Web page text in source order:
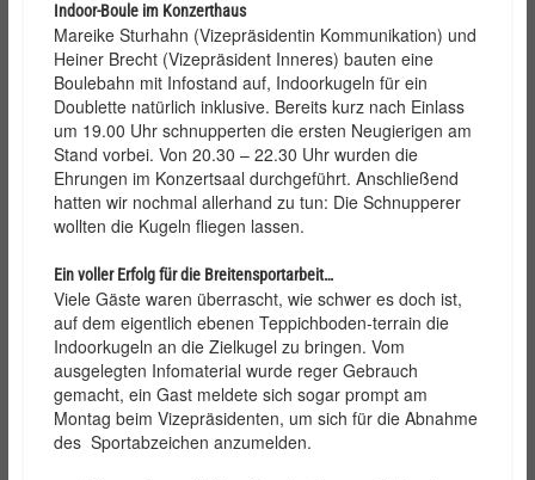
Indoor-Boule im Konzerthaus
Mareike Sturhahn (Vizepräsidentin Kommunikation) und
Heiner Brecht (Vizepräsident Inneres) bauten eine
Boulebahn mit Infostand auf, Indoorkugeln für ein
Doublette natürlich inklusive. Bereits kurz nach Einlass
um 19.00 Uhr schnupperten die ersten Neugierigen am
Stand vorbei. Von 20.30 – 22.30 Uhr wurden die
Ehrungen im Konzertsaal durchgeführt. Anschließend
hatten wir nochmal allerhand zu tun: Die Schnupperer
wollten die Kugeln fliegen lassen.
Ein voller Erfolg für die Breitensportarbeit…
Viele Gäste waren überrascht, wie schwer es doch ist,
auf dem eigentlich ebenen Teppichboden-terrain die
Indoorkugeln an die Zielkugel zu bringen. Vom
ausgelegten Infomaterial wurde reger Gebrauch
gemacht, ein Gast meldete sich sogar prompt am
Montag beim Vizepräsidenten, um sich für die Abnahme
des Sportabzeichen anzumelden.